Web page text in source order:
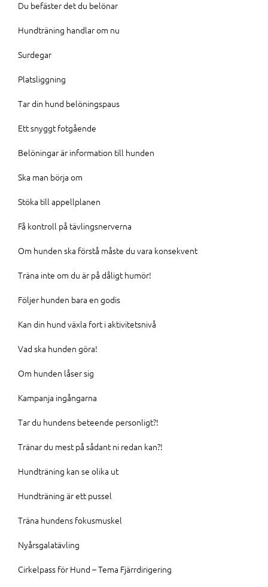
Du befäster det du belönar
Hundträning handlar om nu
Surdegar
Platsliggning
Tar din hund belöningspaus
Ett snyggt fotgående
Belöningar är information till hunden
Ska man börja om
Stöka till appellplanen
Få kontroll på tävlingsnerverna
Om hunden ska förstå måste du vara konsekvent
Träna inte om du är på dåligt humör!
Följer hunden bara en godis
Kan din hund växla fort i aktivitetsnivå
Vad ska hunden göra!
Om hunden låser sig
Kampanja ingångarna
Tar du hundens beteende personligt?!
Tränar du mest på sådant ni redan kan?!
Hundträning kan se olika ut
Hundträning är ett pussel
Träna hundens fokusmuskel
Nyårsgalatävling
Cirkelpass för Hund – Tema Fjärrdirigering